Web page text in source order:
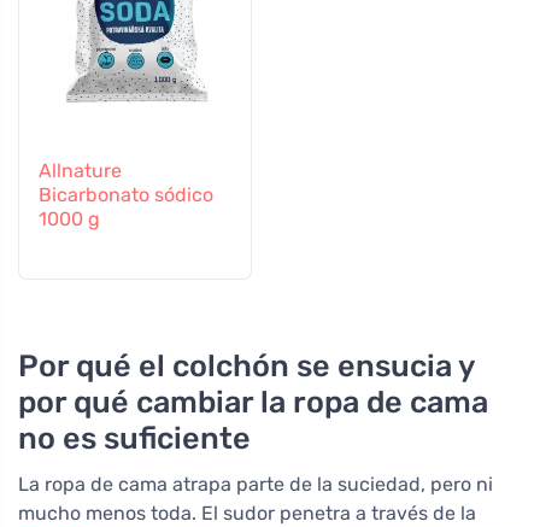
Allnature
Bicarbonato sódico
1000 g
Por qué el colchón se ensucia y
por qué cambiar la ropa de cama
no es suficiente
La ropa de cama atrapa parte de la suciedad, pero ni
mucho menos toda. El sudor penetra a través de la